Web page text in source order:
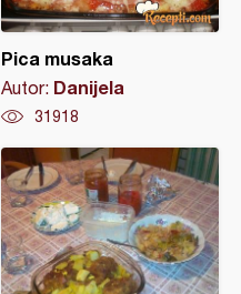
Pica musaka
Autor: Danijela
31918